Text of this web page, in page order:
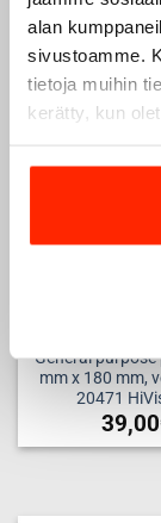
alan
sivustoamme.
tietoja muihin
kerätty, kun
34,53€
General
mm x 180 mm,
20471
39,00